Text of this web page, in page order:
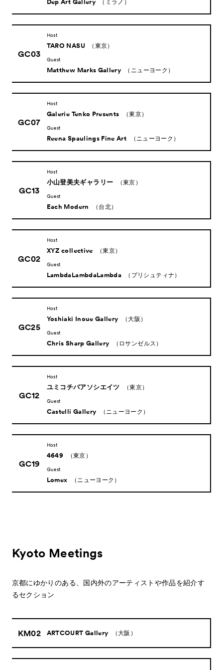
Dep Art Gallery （ミラノ）
GC03
Host
TARO NASU （東京）
Guest
Matthew Marks Gallery （ニューヨーク）
GC07
Host
Galerie Tenko Presents （東京）
Guest
Reena Spaulings Fine Art （ニューヨーク）
GC13
Host
小山登美夫ギャラリー （東京）
Guest
Each Modern （台北）
GC02
Host
XYZ collective （東京）
Guest
LambdaLambdaLambda （プリシュティナ）
GC25
Host
Yoshiaki Inoue Gallery （大阪）
Guest
Chris Sharp Gallery （ロサンゼルス）
GC12
Host
ユミコチバアソシエイツ （東京）
Guest
Castelli Gallery （ニューヨーク）
GC19
Host
4649 （東京）
Guest
Lomex （ニューヨーク）
Kyoto Meetings
京都にゆかりのある、国内外のアーティストや作品を紹介す
るセクション
KM02 ARTCOURT Gallery （大阪）